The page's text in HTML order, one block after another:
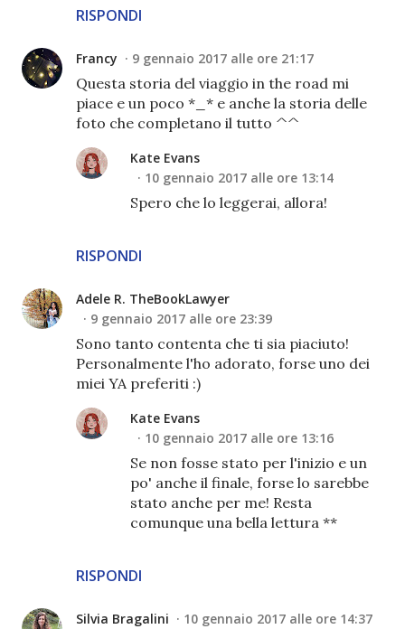
RISPONDI
Francy 9 gennaio 2017 alle ore 21:17
Questa storia del viaggio in the road mi
piace e un poco *_* e anche la storia delle
foto che completano il tutto ^^
RISPONDI
Kate Evans
10 gennaio 2017 alle ore 13:14
Spero che lo leggerai, allora!
Adele R. TheBookLawyer
9 gennaio 2017 alle ore 23:39
Sono tanto contenta che ti sia piaciuto!
Personalmente l'ho adorato, forse uno dei
miei YA preferiti :)
RISPONDI
Kate Evans
10 gennaio 2017 alle ore 13:16
Se non fosse stato per l'inizio e un
po' anche il finale, forse lo sarebbe
stato anche per me! Resta
comunque una bella lettura **
Silvia Bragalini 10 gennaio 2017 alle ore 14:37